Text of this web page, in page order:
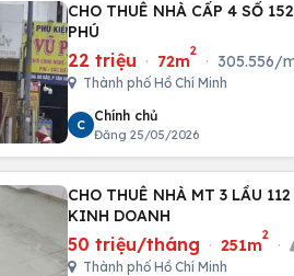
CHO THUÊ NHÀ CẤP 4 SỐ
PHÚ
22 triệu · 72m
2
· 305.556/
Thành phố Hồ Chí Minh
C
Chính chủ
Đăng 25/05/2026
CHO THUÊ NHÀ MT 3 LẦU
KINH DOANH
50 triệu/tháng · 251m
2
·
Thành phố Hồ Chí Minh